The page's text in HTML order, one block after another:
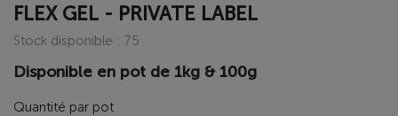
FLEX GEL - PRIVATE LABEL
Stock disponible : 75
Disponible en pot de 1kg & 100g
Quantité par pot